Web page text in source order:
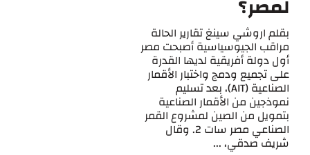
لمصر؟
بقلم اروشي سينغ تقارير الحالة
مراقب الجيوسياسية أصبحت مصر
أول دولة أفريقية لديها القدرة
على تجميع ودمج واختبار الأقمار
الصناعية (AIT)، بعد تسليم
نموذجين من الأقمار الصناعية
بتمويل من الصين لمشروع القمر
الصناعي مصر سات 2. وقال
شريف صدقي، ...